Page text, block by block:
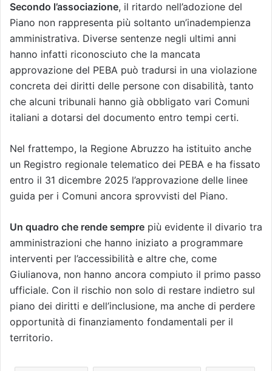
Secondo l’associazione, il ritardo nell’adozione del
Piano non rappresenta più soltanto un’inadempienza
amministrativa. Diverse sentenze negli ultimi anni
hanno infatti riconosciuto che la mancata
approvazione del PEBA può tradursi in una violazione
concreta dei diritti delle persone con disabilità, tanto
che alcuni tribunali hanno già obbligato vari Comuni
italiani a dotarsi del documento entro tempi certi.
Nel frattempo, la Regione Abruzzo ha istituito anche
un Registro regionale telematico dei PEBA e ha fissato
entro il 31 dicembre 2025 l’approvazione delle linee
guida per i Comuni ancora sprovvisti del Piano.
Un quadro che rende sempre più evidente il divario tra
amministrazioni che hanno iniziato a programmare
interventi per l’accessibilità e altre che, come
Giulianova, non hanno ancora compiuto il primo passo
ufficiale. Con il rischio non solo di restare indietro sul
piano dei diritti e dell’inclusione, ma anche di perdere
opportunità di finanziamento fondamentali per il
territorio.